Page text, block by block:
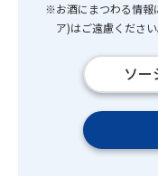
※お酒にまつわる情報
ア)はご遠慮ください
ソー